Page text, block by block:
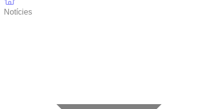
Notícies